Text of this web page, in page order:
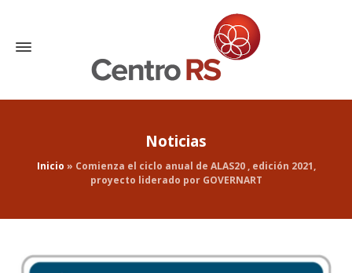
Noticias
Inicio » Comienza el ciclo anual de ALAS20 , edición 2021,
proyecto liderado por GOVERNART